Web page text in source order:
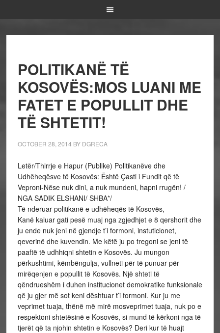
POLITIKANË TË
KOSOVËS:MOS LUANI ME
FATET E POPULLIT DHE
TË SHTETIT!
OCTOBER 28, 2014 BY DGRECA
Letër/Thirrje e Hapur (Publike) Politikanëve dhe
Udhëheqësve të Kosovës: Është Çasti i Fundit që të
Veproni-Nëse nuk dini, a nuk mundeni, hapni rrugën! /
NGA SADIK ELSHANI/ SHBA*/
Të nderuar politikanë e udhëheqës të Kosovës,
Kanë kaluar gati pesë muaj nga zgjedhjet e 8 qershorit dhe
ju ende nuk jeni në gjendje t’i formoni, instuticionet,
qeverinë dhe kuvendin. Me këtë ju po tregoni se jeni të
paaftë të udhhiqni shtetin e Kosovës. Ju mungon
përkushtimi, këmbëngulja, vullneti për të punuar për
mirëqenjen e popullit të Kosovës. Një shteti të
qëndrueshëm i duhen institucionet demokratike funksionale
që ju gjer më sot keni dështuar t’i formoni. Kur ju me
veprimet tuaja, thënë më mirë mosveprimet tuaja, nuk po e
respektoni shtetësinë e Kosovës, si mund të kërkoni nga të
tjerët që ta njohin shtetin e Kosovës? Deri kur të huajt